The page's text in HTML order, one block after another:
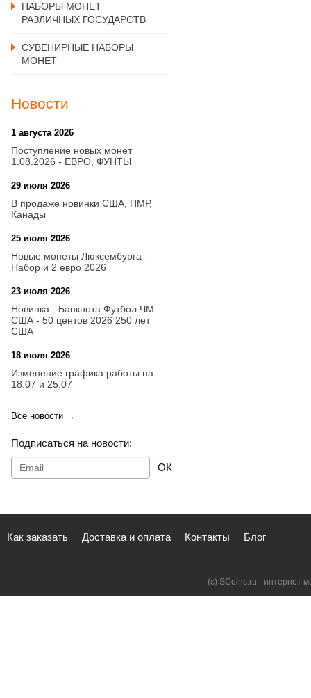
НАБОРЫ МОНЕТ
РАЗЛИЧНЫХ ГОСУДАРСТВ
СУВЕНИРНЫЕ НАБОРЫ
МОНЕТ
Новости
1 августа 2026
Поступление новых монет
1.08.2026 - ЕВРО, ФУНТЫ
29 июля 2026
В продаже новинки США, ПМР,
Канады
25 июля 2026
Новые монеты Люксембурга -
Набор и 2 евро 2026
23 июля 2026
Новинка - Банкнота Футбол ЧМ.
США - 50 центов 2026 250 лет
США
18 июля 2026
Изменение графика работы на
18.07 и 25.07
Все новости →
Подписаться на новости:
ОК
Как заказать Доставка и оплата Контакты Блог
(с) SCoins.ru - интернет